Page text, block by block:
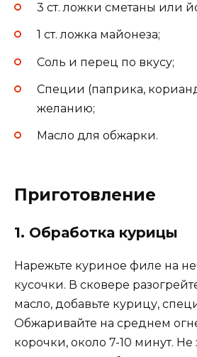
3 ст. ложки сметаны или
1 ст. ложка майонеза;
Соль и перец по вкусу;
Специи (паприка,
желанию;
Масло для обжарки.
Приготовление
1. Обработка курицы
Нарежьте куриное филе на
кусочки. В сковере
масло, добавьте курицу,
Обжаривайте на среднем
корочки, около 7-10 минут. Не